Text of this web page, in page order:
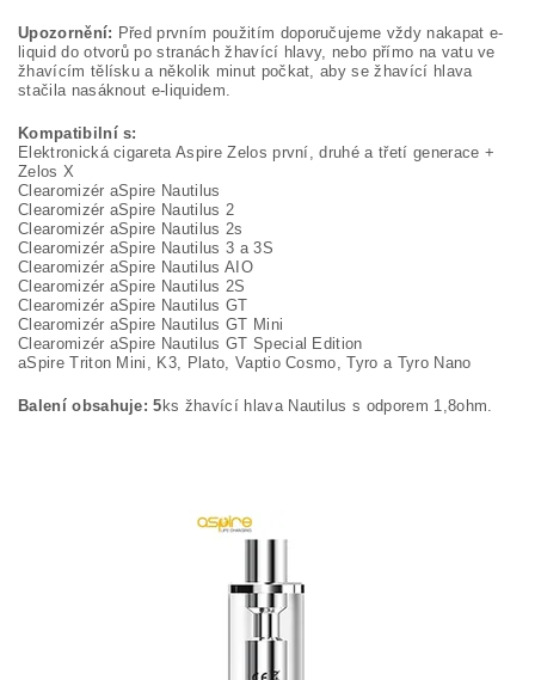
Upozornění: Před prvním použitím doporučujeme vždy nakapat e-
liquid do otvorů po stranách žhavící hlavy, nebo přímo na vatu ve
žhavícím tělísku a několik minut počkat, aby se žhavící hlava
stačila nasáknout e-liquidem.
Kompatibilní s:
Elektronická cigareta Aspire Zelos první, druhé a třetí generace +
Zelos X
Clearomizér aSpire Nautilus
Clearomizér aSpire Nautilus 2
Clearomizér aSpire Nautilus 2s
Clearomizér aSpire Nautilus 3 a 3S
Clearomizér aSpire Nautilus AIO
Clearomizér aSpire Nautilus 2S
Clearomizér aSpire Nautilus GT
Clearomizér aSpire Nautilus GT Mini
Clearomizér aSpire Nautilus GT Special Edition
aSpire Triton Mini, K3, Plato, Vaptio Cosmo, Tyro a Tyro Nano
Balení obsahuje: 5 ks žhavící hlava Nautilus s odporem 1,8ohm.